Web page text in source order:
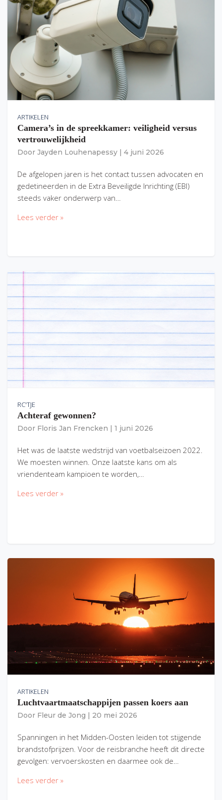
ARTIKELEN
Camera’s in de spreekkamer: veiligheid versus
vertrouwelijkheid
Door Jayden Louhenapessy 4 juni 2026
De afgelopen jaren is het contact tussen advocaten en
gedetineerden in de Extra Beveiligde Inrichting (EBI)
steeds vaker onderwerp van…
Lees verder »
RC'TJE
Achteraf gewonnen?
Door Floris Jan Frencken 1 juni 2026
Het was de laatste wedstrijd van voetbalseizoen 2022.
We moesten winnen. Onze laatste kans om als
vriendenteam kampioen te worden,…
Lees verder »
ARTIKELEN
Luchtvaartmaatschappijen passen koers aan
Door Fleur de Jong 20 mei 2026
Spanningen in het Midden-Oosten leiden tot stijgende
brandstofprijzen. Voor de reisbranche heeft dit directe
gevolgen: vervoerskosten en daarmee ook de…
Lees verder »